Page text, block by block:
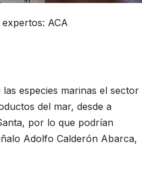
ACA
especies marinas el sector
del mar, desde a
por lo que podrían
Adolfo Calderón Abarca,